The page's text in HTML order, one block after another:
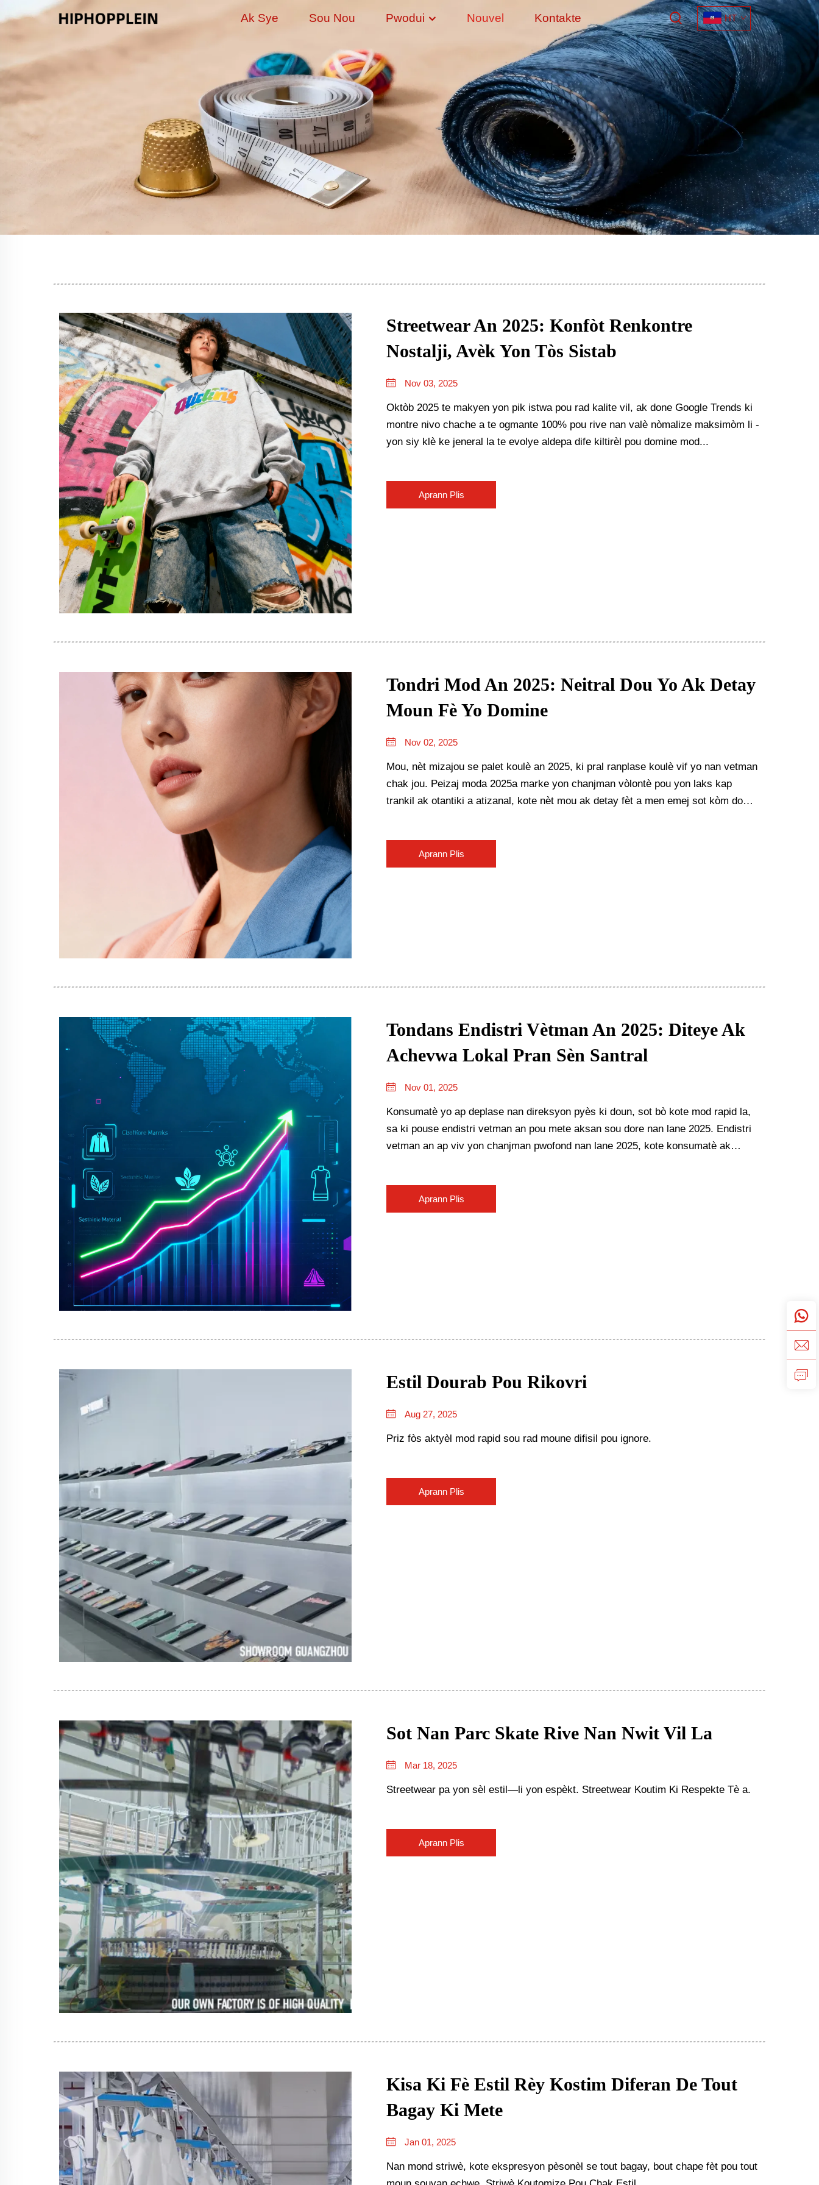
Ak Sye Sou Nou Pwodui Nouvel Kontakte HT
Streetwear An 2025: Konfòt Renkontre
Nostalji, Avèk Yon Tòs Sistab
Nov 03, 2025
Oktòb 2025 te makyen yon pik istwa pou rad kalite vil, ak done Google Trends ki
montre nivo chache a te ogmante 100% pou rive nan valè nòmalize maksimòm li -
yon siy klè ke jeneral la te evolye aldepa dife kiltirèl pou domine mod...
Aprann Plis
Tondri Mod An 2025: Neitral Dou Yo Ak Detay
Moun Fè Yo Domine
Nov 02, 2025
Mou, nèt mizajou se palet koulè an 2025, ki pral ranplase koulè vif yo nan vetman
chak jou. Peizaj moda 2025a marke yon chanjman vòlontè pou yon laks kap
trankil ak otantiki a atizanal, kote nèt mou ak detay fèt a men emej sot kòm do
Aprann Plis
Tondans Endistri Vètman An 2025: Diteye Ak
Achevwa Lokal Pran Sèn Santral
Nov 01, 2025
Konsumatè yo ap deplase nan direksyon pyès ki doun, sot bò kote mod rapid la,
sa ki pouse endistri vetman an pou mete aksan sou dore nan lane 2025. Endistri
vetman an ap viv yon chanjman pwofond nan lane 2025, kote konsumatè ak
Aprann Plis
Estil Dourab Pou Rikovri
Aug 27, 2025
Priz fòs aktyèl mod rapid sou rad moune difisil pou ignore.
Aprann Plis
Sot Nan Parc Skate Rive Nan Nwit Vil La
Mar 18, 2025
Streetwear pa yon sèl estil—li yon espèkt. Streetwear Koutim Ki Respekte Tè a.
Aprann Plis
Kisa Ki Fè Estil Rèy Kostim Diferan De Tout
Bagay Ki Mete
Jan 01, 2025
Nan mond striwè, kote ekspresyon pèsonèl se tout bagay, bout chape fèt pou tout